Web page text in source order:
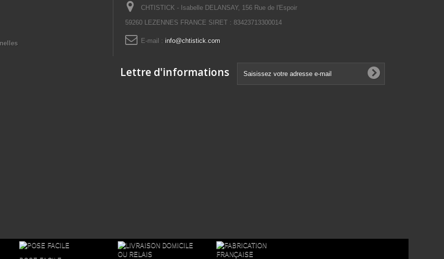
CHTISTICK - Isabelle DELANSAY, 156 Rue de l'Espoir
59260 LEZENNES FRANCE SIRET : 83423713300014
E-mail : info@chtistick.com
Lettre d'informations